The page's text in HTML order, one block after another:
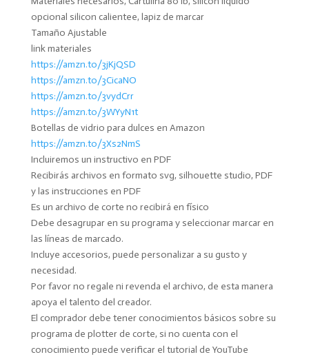
opcional silicon calientee, lapiz de marcar
Tamaño Ajustable
link materiales
https://amzn.to/3jKjQSD
https://amzn.to/3CicaNO
https://amzn.to/3vydCrr
https://amzn.to/3WYyN1t
Botellas de vidrio para dulces en Amazon
https://amzn.to/3Xs2NmS
Incluiremos un instructivo en PDF
Recibirás archivos en formato svg, silhouette studio, PDF
y las instrucciones en PDF
Es un archivo de corte no recibirá en físico
Debe desagrupar en su programa y seleccionar marcar en
las líneas de marcado.
Incluye accesorios, puede personalizar a su gusto y
necesidad.
Por favor no regale ni revenda el archivo, de esta manera
apoya el talento del creador.
El comprador debe tener conocimientos básicos sobre su
programa de plotter de corte, si no cuenta con el
conocimiento puede verificar el tutorial de YouTube